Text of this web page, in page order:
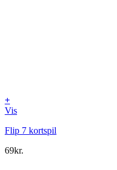
+
Vis
Flip 7 kortspil
69kr.